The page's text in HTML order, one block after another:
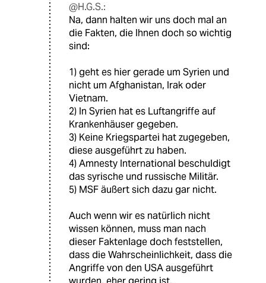
@H.G.S.:
Na, dann halten wir uns doch mal an
die Fakten, die Ihnen doch so wichtig
sind:
1) geht es hier gerade um Syrien und
nicht um Afghanistan, Irak oder
Vietnam.
2) In Syrien hat es Luftangriffe auf
Krankenhäuser gegeben.
3) Keine Kriegspartei hat zugegeben,
diese ausgeführt zu haben.
4) Amnesty International beschuldigt
das syrische und russische Militär.
5) MSF äußert sich dazu gar nicht.
Auch wenn wir es natürlich nicht
wissen können, muss man nach
dieser Faktenlage doch feststellen,
dass die Wahrscheinlichkeit, dass die
Angriffe von den USA ausgeführt